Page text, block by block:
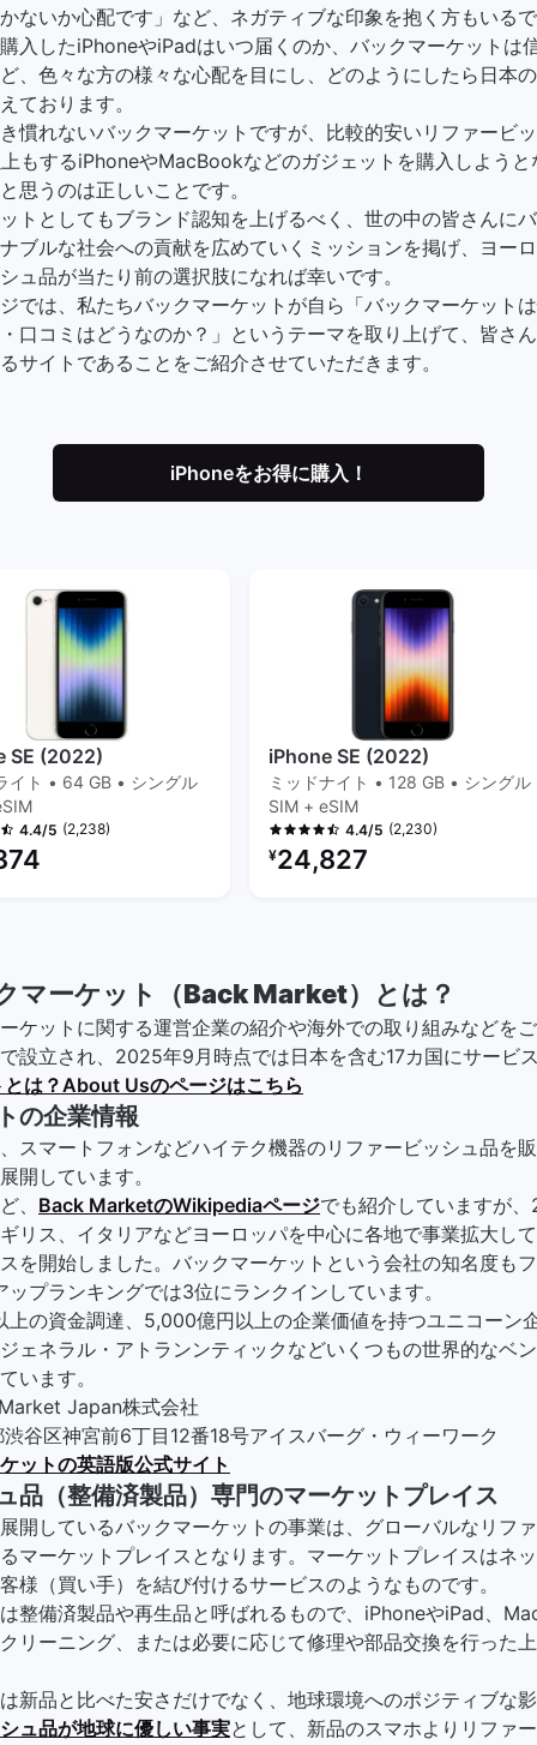
ないか心配です」など、ネガティブな印象を抱く方もいる
入したiPhoneやiPadはいつ届くのか、バックマーケットは
、色々な方の様々な心配を目にし、どのようにしたら日本
ております。
慣れないバックマーケットですが、比較的安いリファービ
もするiPhoneやMacBookなどのガジェットを購入しよう
思うのは正しいことです。
トとしてもブランド認知を上げるべく、世の中の皆さんに
ブルな社会への貢献を広めていくミッションを掲げ、ヨー
ュ品が当たり前の選択肢になれば幸いです。
では、私たちバックマーケットが自ら「バックマーケット
口コミはどうなのか？」というテーマを取り上げて、皆さ
サイトであることをご紹介させていただきます。
iPhoneをお得に購入！
SE (2022)
イト • 64 GB • シングル
4.4/5 (2,238)
ビッシュ品の価格：
iPhone SE (2022)
ミッドナイト • 128 GB • シングル
SIM + eSIM
4.4/5 (2,230)
リファービッシュ品の価格：
¥24,827
マーケット（Back Market）とは？
ケットに関する運営企業の紹介や海外での取り組みなどを
設立され、2025年9月時点では日本を含む17カ国にサービ
は？About Usのページはこちら
の企業情報
スマートフォンなどハイテク機器のリファービッシュ品を
開しています。
、 Back MarketのWikipediaページでも紹介していますが
リス、イタリアなどヨーロッパを中心に各地で事業拡大し
を開始しました。バックマーケットという会社の知名度も
プランキングでは3位にランクインしています。
上の資金調達、5,000億円以上の企業価値を持つユニコーン
ェネラル・アトランンティックなどいくつもの世界的なベ
います。
Japan株式会社
谷区神宮前6丁目12番18号アイスバーグ・ウィーワーク
ットの英語版公式サイト
品（整備済製品）専門のマーケットプレイス
開しているバックマーケットの事業は、グローバルなリフ
マーケットプレイスとなります。マーケットプレイスはネ
様（買い手）を結び付けるサービスのようなものです。
整備済製品や再生品と呼ばれるもので、iPhoneやiPad、
リーニング、または必要に応じて修理や部品交換を行った
新品と比べた安さだけでなく、地球環境へのポジティブな
ュ品が地球に優しい事実として、新品のスマホよりリファ